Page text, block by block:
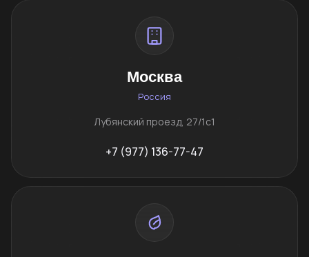
Москва
Россия
Лубянский проезд, 27/1с1
+7 (977) 136-77-47